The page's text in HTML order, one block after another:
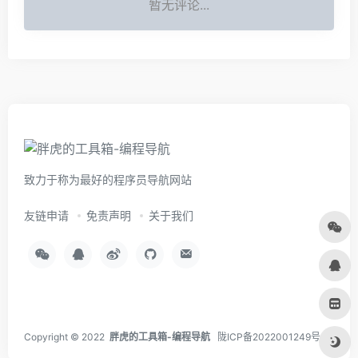
暂无评论...
致力于称为最好的程序员导航网站
友链申请 免责声明 关于我们
Copyright © 2022 胖虎的工具箱-编程导航 陇ICP备2022001249号